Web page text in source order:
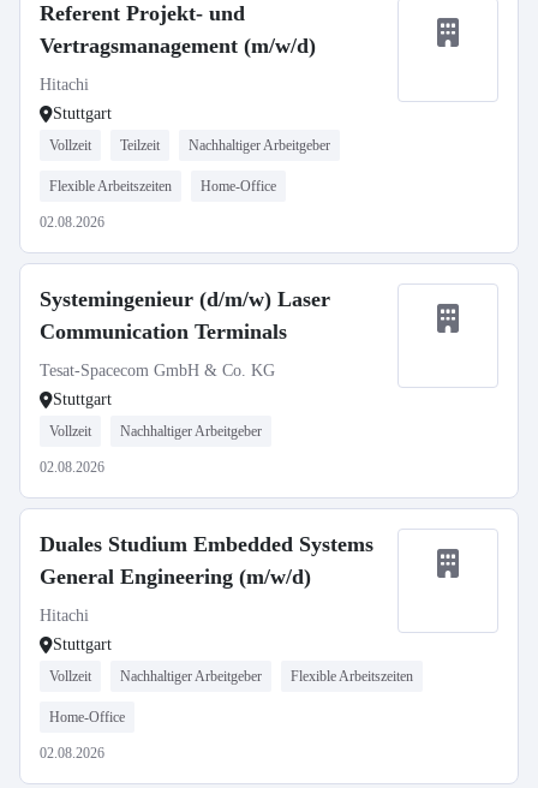
Referent Projekt- und
Vertragsmanagement (m/w/d)
Hitachi
Stuttgart
Vollzeit Teilzeit Nachhaltiger Arbeitgeber
Flexible Arbeitszeiten Home-Office
02.08.2026
Systemingenieur (d/m/w) Laser
Communication Terminals
Tesat-Spacecom GmbH & Co. KG
Stuttgart
Vollzeit Nachhaltiger Arbeitgeber
02.08.2026
Duales Studium Embedded Systems
General Engineering (m/w/d)
Hitachi
Stuttgart
Vollzeit Nachhaltiger Arbeitgeber Flexible Arbeitszeiten
Home-Office
02.08.2026